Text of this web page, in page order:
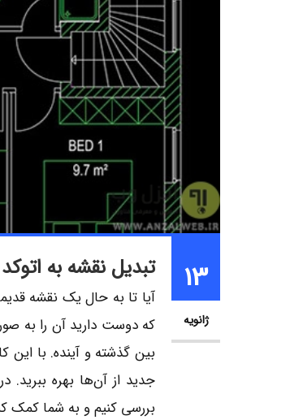
13
ژانویه
تبدیل نقشه به اتوکد
آیا تا به حال یک نقشه
که دوست دارید آن را به
بین گذشته و آینده. با این
جدید از آن‌ها بهره
بررسی کنیم و به شما کمک